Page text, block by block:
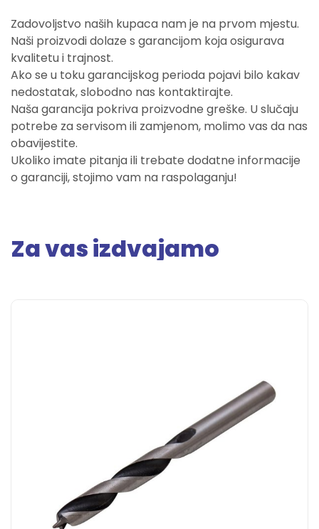
Zadovoljstvo naših kupaca nam je na prvom mjestu.
Naši proizvodi dolaze s garancijom koja osigurava
kvalitetu i trajnost.
Ako se u toku garancijskog perioda pojavi bilo kakav
nedostatak, slobodno nas kontaktirajte.
Naša garancija pokriva proizvodne greške. U slučaju
potrebe za servisom ili zamjenom, molimo vas da nas
obavijestite.
Ukoliko imate pitanja ili trebate dodatne informacije
o garanciji, stojimo vam na raspolaganju!
Za vas izdvajamo